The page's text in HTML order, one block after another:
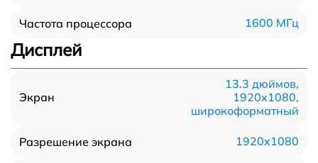
Частота процессора 1600 МГц
Дисплей
Экран
13.3 дюймов,
1920x1080,
широкоформатный
Разрешение экрана 1920x1080